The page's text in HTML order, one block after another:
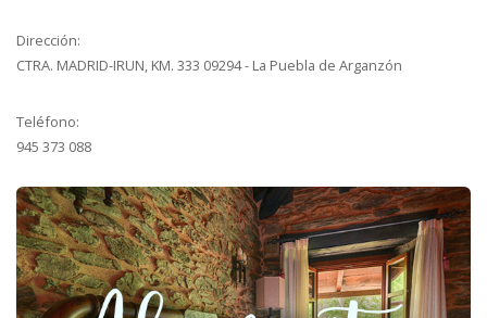
Dirección:
CTRA. MADRID-IRUN, KM. 333 09294 - La Puebla de Arganzón
Teléfono:
945 373 088